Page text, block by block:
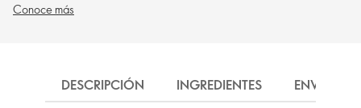
Conoce más
DESCRIPCIÓN INGREDIENTES ENVÍO